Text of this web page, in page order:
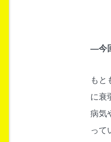
―今
もと
に衰
病気
って